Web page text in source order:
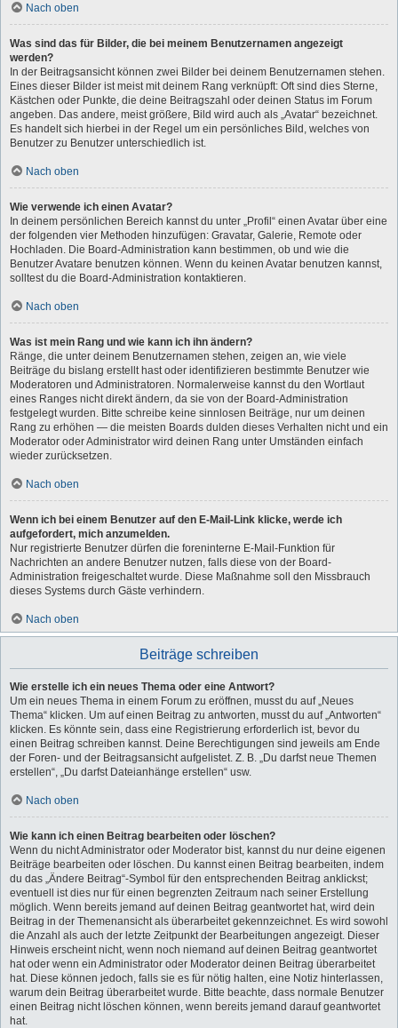
Nach oben
Was sind das für Bilder, die bei meinem Benutzernamen angezeigt
werden?
In der Beitragsansicht können zwei Bilder bei deinem Benutzernamen stehen.
Eines dieser Bilder ist meist mit deinem Rang verknüpft: Oft sind dies Sterne,
Kästchen oder Punkte, die deine Beitragszahl oder deinen Status im Forum
angeben. Das andere, meist größere, Bild wird auch als „Avatar“ bezeichnet.
Es handelt sich hierbei in der Regel um ein persönliches Bild, welches von
Benutzer zu Benutzer unterschiedlich ist.
Nach oben
Wie verwende ich einen Avatar?
In deinem persönlichen Bereich kannst du unter „Profil“ einen Avatar über eine
der folgenden vier Methoden hinzufügen: Gravatar, Galerie, Remote oder
Hochladen. Die Board-Administration kann bestimmen, ob und wie die
Benutzer Avatare benutzen können. Wenn du keinen Avatar benutzen kannst,
solltest du die Board-Administration kontaktieren.
Nach oben
Was ist mein Rang und wie kann ich ihn ändern?
Ränge, die unter deinem Benutzernamen stehen, zeigen an, wie viele
Beiträge du bislang erstellt hast oder identifizieren bestimmte Benutzer wie
Moderatoren und Administratoren. Normalerweise kannst du den Wortlaut
eines Ranges nicht direkt ändern, da sie von der Board-Administration
festgelegt wurden. Bitte schreibe keine sinnlosen Beiträge, nur um deinen
Rang zu erhöhen — die meisten Boards dulden dieses Verhalten nicht und ein
Moderator oder Administrator wird deinen Rang unter Umständen einfach
wieder zurücksetzen.
Nach oben
Wenn ich bei einem Benutzer auf den E-Mail-Link klicke, werde ich
aufgefordert, mich anzumelden.
Nur registrierte Benutzer dürfen die foreninterne E-Mail-Funktion für
Nachrichten an andere Benutzer nutzen, falls diese von der Board-
Administration freigeschaltet wurde. Diese Maßnahme soll den Missbrauch
dieses Systems durch Gäste verhindern.
Nach oben
Beiträge schreiben
Wie erstelle ich ein neues Thema oder eine Antwort?
Um ein neues Thema in einem Forum zu eröffnen, musst du auf „Neues
Thema“ klicken. Um auf einen Beitrag zu antworten, musst du auf „Antworten“
klicken. Es könnte sein, dass eine Registrierung erforderlich ist, bevor du
einen Beitrag schreiben kannst. Deine Berechtigungen sind jeweils am Ende
der Foren- und der Beitragsansicht aufgelistet. Z. B. „Du darfst neue Themen
erstellen“, „Du darfst Dateianhänge erstellen“ usw.
Nach oben
Wie kann ich einen Beitrag bearbeiten oder löschen?
Wenn du nicht Administrator oder Moderator bist, kannst du nur deine eigenen
Beiträge bearbeiten oder löschen. Du kannst einen Beitrag bearbeiten, indem
du das „Ändere Beitrag“-Symbol für den entsprechenden Beitrag anklickst;
eventuell ist dies nur für einen begrenzten Zeitraum nach seiner Erstellung
möglich. Wenn bereits jemand auf deinen Beitrag geantwortet hat, wird dein
Beitrag in der Themenansicht als überarbeitet gekennzeichnet. Es wird sowohl
die Anzahl als auch der letzte Zeitpunkt der Bearbeitungen angezeigt. Dieser
Hinweis erscheint nicht, wenn noch niemand auf deinen Beitrag geantwortet
hat oder wenn ein Administrator oder Moderator deinen Beitrag überarbeitet
hat. Diese können jedoch, falls sie es für nötig halten, eine Notiz hinterlassen,
warum dein Beitrag überarbeitet wurde. Bitte beachte, dass normale Benutzer
einen Beitrag nicht löschen können, wenn bereits jemand darauf geantwortet
hat.